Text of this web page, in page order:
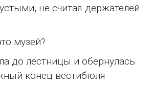
не считая держателей
музей?
до лестницы и обернулась.
конец вестибюля